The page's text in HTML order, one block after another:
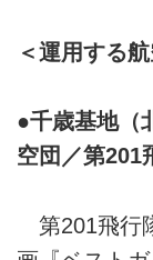
＜運用する
●千歳基地（
空団／第201
第201飛行